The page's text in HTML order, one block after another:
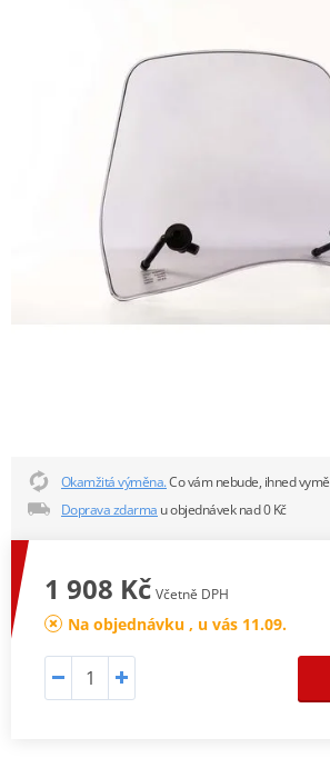
Okamžitá výměna.Co vám nebude, ihned
Doprava zdarma u objednávek nad 0 Kč
1 908 Kč Včetně DPH
Na objednávku , u vás 11.09.